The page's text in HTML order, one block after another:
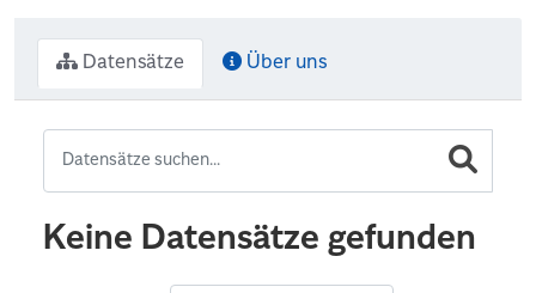
Datensätze Über uns
Keine Datensätze gefunden